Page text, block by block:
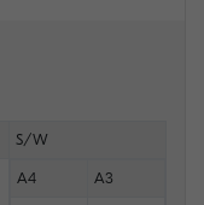
S/W
A4 A3